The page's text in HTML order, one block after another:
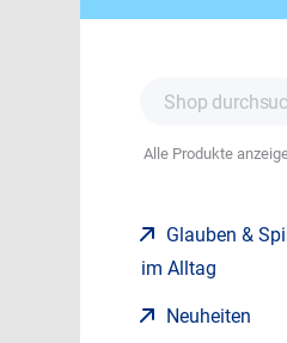
Alle Produkte
Glauben &
im Alltag
Neuheiten